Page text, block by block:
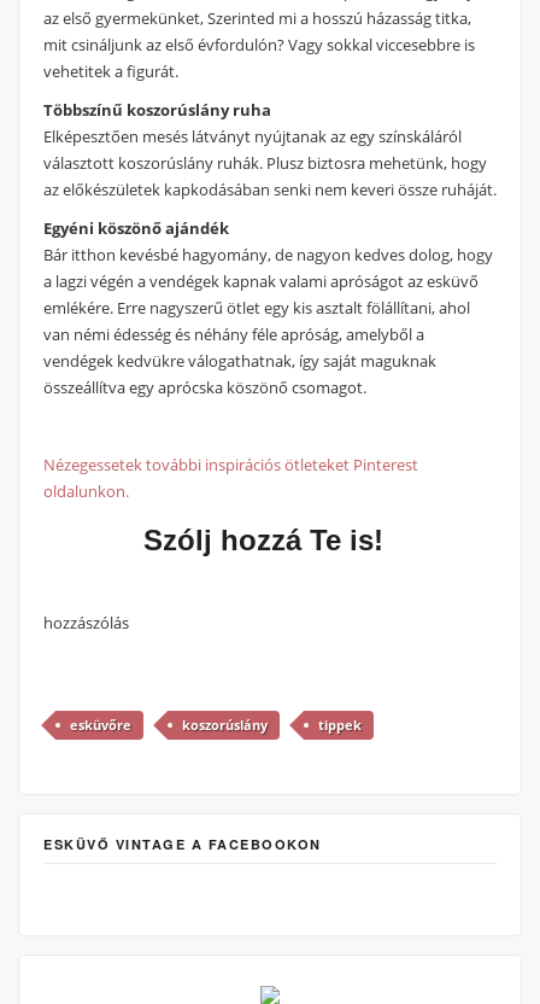
az első gyermekünket, Szerinted mi a hosszú házasság titka,
mit csináljunk az első évfordulón? Vagy sokkal viccesebbre is
vehetitek a figurát.
Többszínű koszorúslány ruha
Elképesztően mesés látványt nyújtanak az egy színskáláról
választott koszorúslány ruhák. Plusz biztosra mehetünk, hogy
az előkészületek kapkodásában senki nem keveri össze ruháját.
Egyéni köszönő ajándék
Bár itthon kevésbé hagyomány, de nagyon kedves dolog, hogy
a lagzi végén a vendégek kapnak valami apróságot az esküvő
emlékére. Erre nagyszerű ötlet egy kis asztalt fölállítani, ahol
van némi édesség és néhány féle apróság, amelyből a
vendégek kedvükre válogathatnak, így saját maguknak
összeállítva egy aprócska köszönő csomagot.
Nézegessetek további inspirációs ötleteket Pinterest
oldalunkon.
Szólj hozzá Te is!
hozzászólás
esküvőre koszorúslány tippek
ESKÜVŐ VINTAGE A FACEBOOKON